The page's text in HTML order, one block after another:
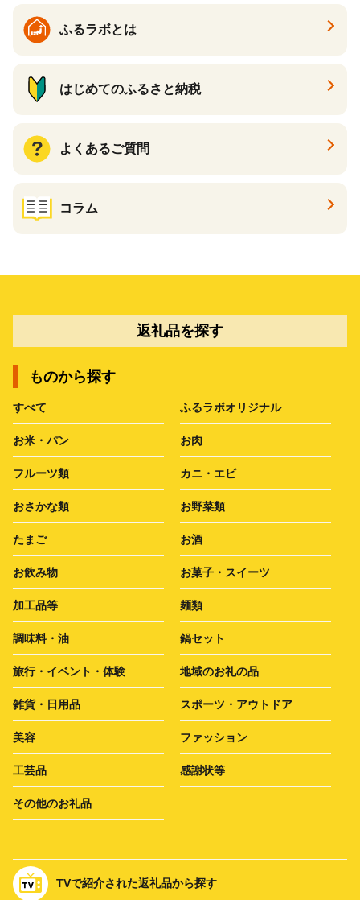
ふるラボとは
はじめてのふるさと納税
よくあるご質問
コラム
返礼品を探す
ものから探す
すべて ふるラボオリジナル
お米・パン お肉
フルーツ類 カニ・エビ
おさかな類 お野菜類
たまご お酒
お飲み物 お菓子・スイーツ
加工品等 麺類
調味料・油 鍋セット
旅行・イベント・体験 地域のお礼の品
雑貨・日用品 スポーツ・アウトドア
美容 ファッション
工芸品 感謝状等
その他のお礼品
TVで紹介された返礼品から探す